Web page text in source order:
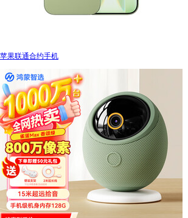
苹果联通合约手机